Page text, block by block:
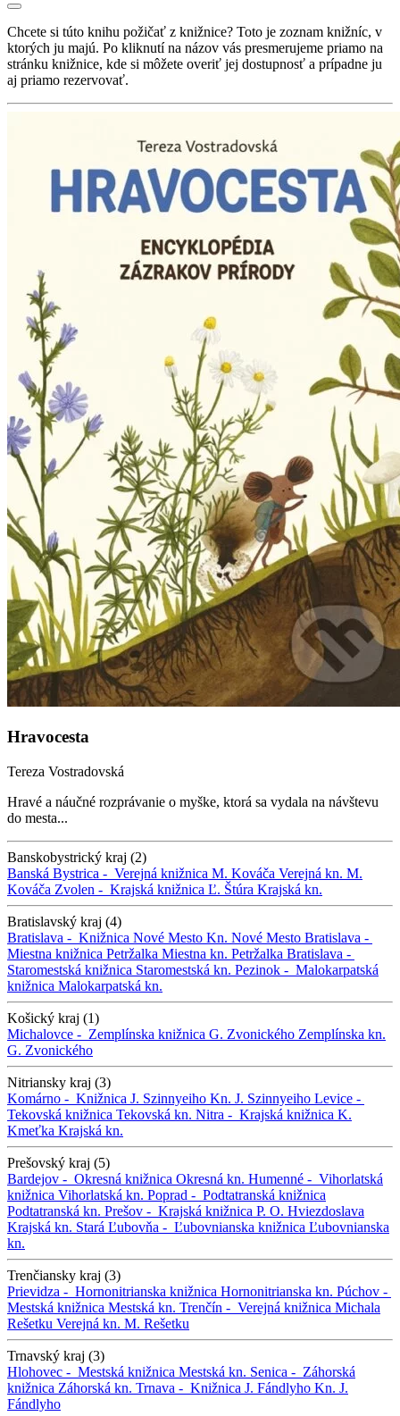
Chcete si túto knihu požičať z knižnice? Toto je zoznam knižníc, v
ktorých ju majú. Po kliknutí na názov vás presmerujeme priamo na
stránku knižnice, kde si môžete overiť jej dostupnosť a prípadne ju
aj priamo rezervovať.
Hravocesta
Tereza Vostradovská
Hravé a náučné rozprávanie o myške, ktorá sa vydala na návštevu
do mesta...
Banskobystrický kraj (2)
Banská Bystrica - Verejná knižnica M. Kováča Verejná kn. M.
Kováča Zvolen - Krajská knižnica Ľ. Štúra Krajská kn.
Bratislavský kraj (4)
Bratislava - Knižnica Nové Mesto Kn. Nové Mesto Bratislava -
Miestna knižnica Petržalka Miestna kn. Petržalka Bratislava -
Staromestská knižnica Staromestská kn. Pezinok - Malokarpatská
knižnica Malokarpatská kn.
Košický kraj (1)
Michalovce - Zemplínska knižnica G. Zvonického Zemplínska kn.
G. Zvonického
Nitriansky kraj (3)
Komárno - Knižnica J. Szinnyeiho Kn. J. Szinnyeiho Levice -
Tekovská knižnica Tekovská kn. Nitra - Krajská knižnica K.
Kmeťka Krajská kn.
Prešovský kraj (5)
Bardejov - Okresná knižnica Okresná kn. Humenné - Vihorlatská
knižnica Vihorlatská kn. Poprad - Podtatranská knižnica
Podtatranská kn. Prešov - Krajská knižnica P. O. Hviezdoslava
Krajská kn. Stará Ľubovňa - Ľubovnianska knižnica Ľubovnianska
kn.
Trenčiansky kraj (3)
Prievidza - Hornonitrianska knižnica Hornonitrianska kn. Púchov -
Mestská knižnica Mestská kn. Trenčín - Verejná knižnica Michala
Rešetku Verejná kn. M. Rešetku
Trnavský kraj (3)
Hlohovec - Mestská knižnica Mestská kn. Senica - Záhorská
knižnica Záhorská kn. Trnava - Knižnica J. Fándlyho Kn. J.
Fándlyho